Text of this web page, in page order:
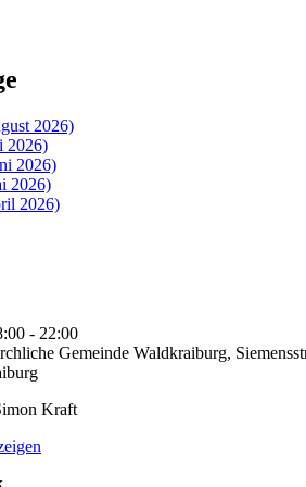
2026)
2026)
2026)
2026)
2026)
- 22:00
Gemeinde Waldkraiburg,
Kraft